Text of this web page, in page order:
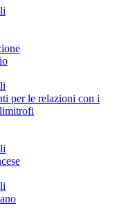
per le relazioni con i